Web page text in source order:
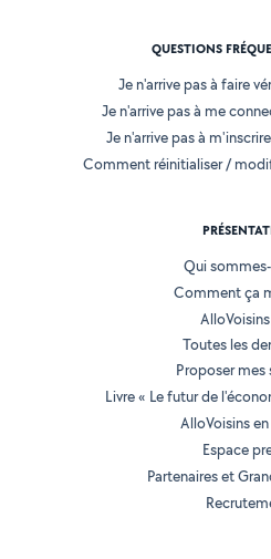
QUESTIONS
Je n'arrive pas à faire
Je n'arrive pas à me
Je n'arrive pas à
Comment réinitialiser /
Qui
Comment ça
Toutes les
Proposer mes
Livre « Le futur de
AlloVoisins
Espace
Partenaires et